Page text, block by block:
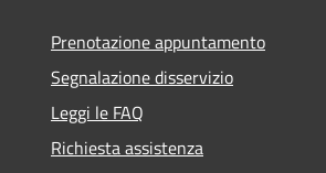
Prenotazione appuntamento
Segnalazione disservizio
Leggi le FAQ
Richiesta assistenza